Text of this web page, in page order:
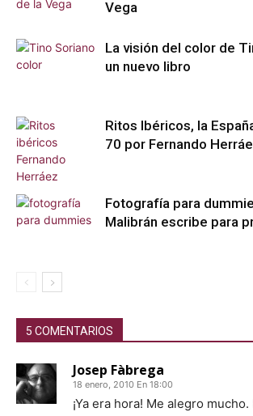
Vega
La visión del color de
un nuevo libro
Ritos Ibéricos, la
70 por Fernando
Fotografía para
Malibrán escribe para
5 COMENTARIOS
Josep Fàbrega
18 enero, 2010 En 18:00
¡Ya era hora! Me alegro